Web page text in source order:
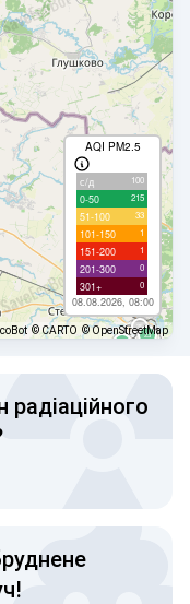
AQI PM2.5
с/д 100
0-50 215
51-100 33
101-150 1
151-200 1
201-300 0
301+ 0
08.08.2026, 08:00
© CARTO © OpenStreetMap